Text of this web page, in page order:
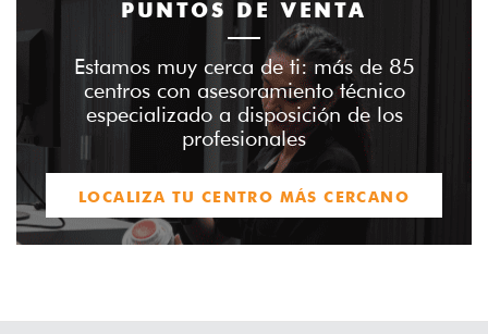
PUNTOS DE VENTA
Estamos muy cerca de ti: más de 85
centros con asesoramiento técnico
especializado a disposición de los
profesionales
LOCALIZA TU CENTRO MÁS CERCANO